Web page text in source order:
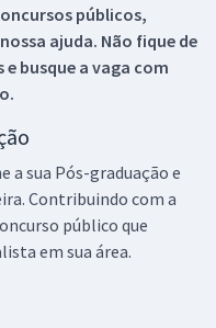
públicos,
ajuda. Não fique de
busque a vaga com
a sua Pós-graduação e
Contribuindo com a
público que
em sua área.